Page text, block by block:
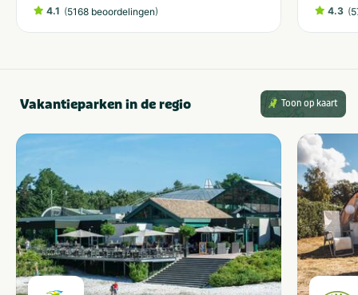
4.1 (5168 beoordelingen) 4.3 (
Vakantieparken in de regio Toon op kaart